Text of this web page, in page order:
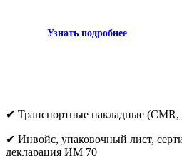
Узнать подробнее
✔ Транспортные накладные
✔ Инвойс, упаковочный лист,
декларация ИМ 70